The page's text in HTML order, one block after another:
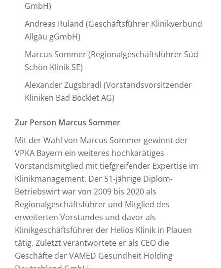
GmbH)
Andreas Ruland (Geschäftsführer Klinikverbund
Allgäu gGmbH)
Marcus Sommer (Regionalgeschäftsführer Süd
Schön Klinik SE)
Alexander Zugsbradl (Vorstandsvorsitzender
Kliniken Bad Bocklet AG)
Zur Person Marcus Sommer
Mit der Wahl von Marcus Sommer gewinnt der
VPKA Bayern ein weiteres hochkarätiges
Vorstandsmitglied mit tiefgreifender Expertise im
Klinikmanagement. Der 51-jährige Diplom-
Betriebswirt war von 2009 bis 2020 als
Regionalgeschäftsführer und Mitglied des
erweiterten Vorstandes und davor als
Klinikgeschäftsführer der Helios Klinik in Plauen
tätig. Zuletzt verantwortete er als CEO die
Geschäfte der VAMED Gesundheit Holding